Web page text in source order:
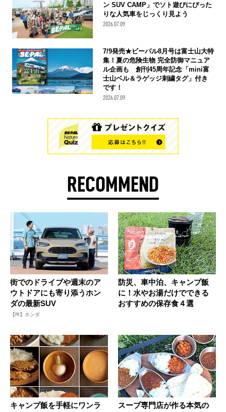
ン SUV CAMP」でソト遊びにぴった
りな人気車をじっくり見よう
2026.07.09
7/9発売★ビーパル8月号は富士山大特
集！夏の危険生物 完全防御マニュア
ル企画も 創刊45周年記念「mini富
士山ベル＆ラゲッジ刺繍タグ」付き
です！
2026.07.09
RECOMMEND
街でのドライブや週末のア
ウトドアにも寄り添うホン
ダの最新SUV
【PR】ホンダ
防災、車中泊、キャンプ飯
に！水やお湯だけでできる
おすすめの保存食４選
キャンプ飯を手軽にワンラ
スープ専門店が作る本気の